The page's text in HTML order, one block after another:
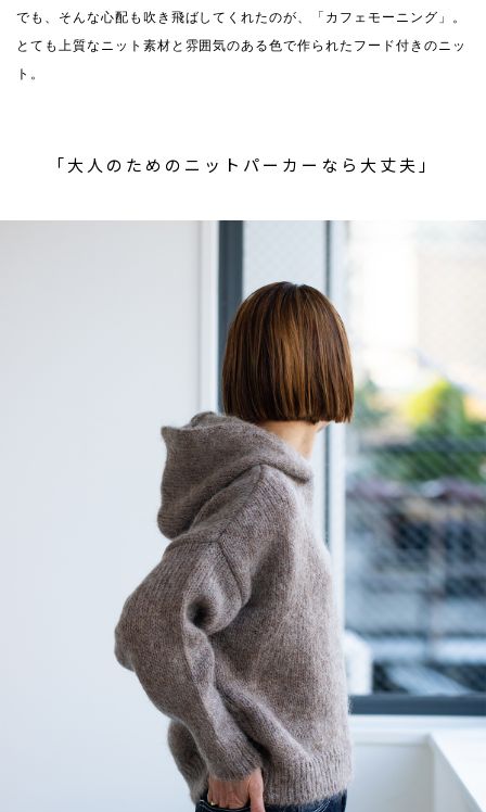
でも、そんな心配も吹き飛ばしてくれたのが、「カフェモーニング」。
とても上質なニット素材と雰囲気のある色で作られたフード付きのニッ
ト。
「大人のためのニットパーカーなら大丈夫」